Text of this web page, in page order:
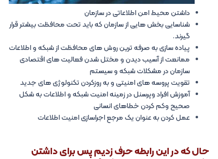
داشتن محیط امن اطلاعاتی در سازمان
شناسایی بخش هایی از سازمان که باید تحت محافظت بیشتر قرار
گیرند.
پیاده سازی به صرفه ترین روش های محافظت از شبکه و اطلاعات
ممانعت از آسیب دیدن و مختل شدن فعالیت های اقتصادی
سازمان در مشکلات شبکه و سیستم
تقویت پروسه های امنیتی و به روزکردن تکنولوژی های جدید
آموزش افراد وپرسنل در زمینه امنیت شبکه و اطلاعات به شکل
صحیح وکم کردن خطاهای انسانی
عمل کردن به عنوان یک مرجع اجراسازی امنیت اطلاعات
حال که در این رابطه حرف زدیم پس برای داشتن